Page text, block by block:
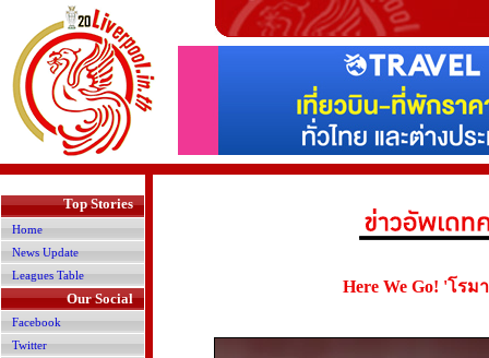
Top Stories
Home
News Update
Leagues Table
Our Social
Facebook
Twitter
Here We Go! 'โร